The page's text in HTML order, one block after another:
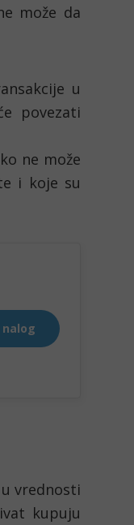
može da
u
povezati
ne može
i koje su
vrednosti
kupuju